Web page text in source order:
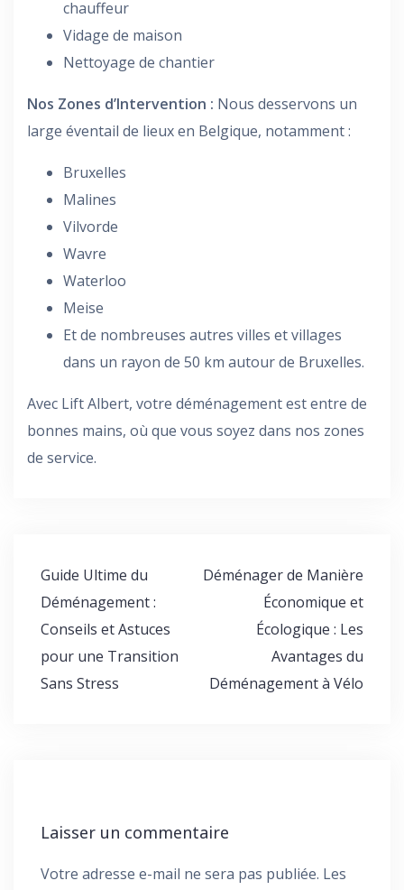
chauffeur
Vidage de maison
Nettoyage de chantier
Nos Zones d’Intervention : Nous desservons un
large éventail de lieux en Belgique, notamment :
Bruxelles
Malines
Vilvorde
Wavre
Waterloo
Meise
Et de nombreuses autres villes et villages
dans un rayon de 50 km autour de Bruxelles.
Avec Lift Albert, votre déménagement est entre de
bonnes mains, où que vous soyez dans nos zones
de service.
Navigation
de
l’article
Guide Ultime du
Déménagement :
Conseils et Astuces
pour une Transition
Sans Stress
Déménager de Manière
Économique et
Écologique : Les
Avantages du
Déménagement à Vélo
Laisser un commentaire
Votre adresse e-mail ne sera pas publiée. Les